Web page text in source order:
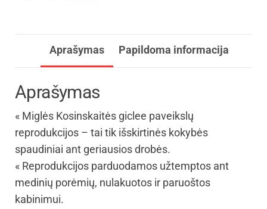
Aprašymas Papildoma informacija
Aprašymas
« Miglės Kosinskaitės giclee paveikslų
reprodukcijos – tai tik išskirtinės kokybės
spaudiniai ant geriausios drobės.
« Reprodukcijos parduodamos užtemptos ant
medinių porėmių, nulakuotos ir paruoštos
kabinimui.